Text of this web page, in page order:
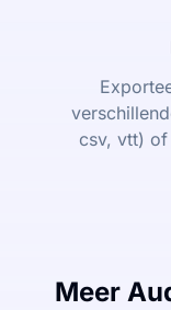
csv, vtt)
Meer